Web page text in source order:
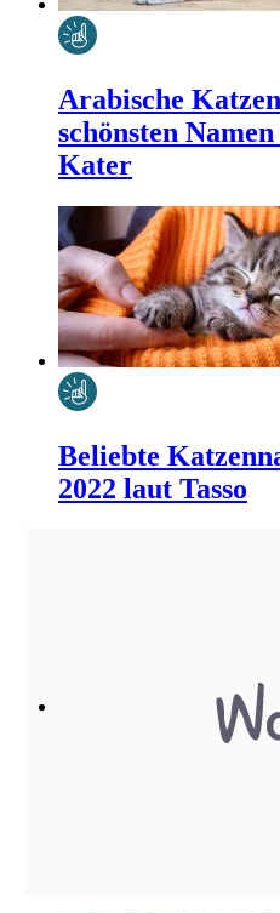
Arabische
schönsten
Kater
Beliebte
2022 laut Tasso